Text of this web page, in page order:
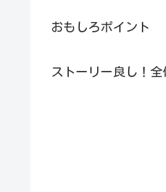
おもしろポイント
ストーリー良し！全